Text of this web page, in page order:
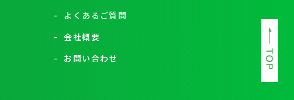
-
よくあるご質問
-
会社概要
-
お問い合わせ